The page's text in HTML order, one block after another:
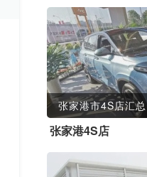
张家港市4S店汇总
张家港4S店